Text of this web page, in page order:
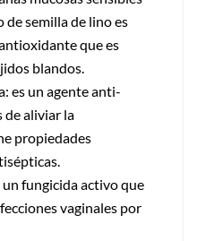
de semilla de lino es
que es
blandos.
es un agente anti-
de aliviar la
propiedades
fungicida activo que
vaginales por